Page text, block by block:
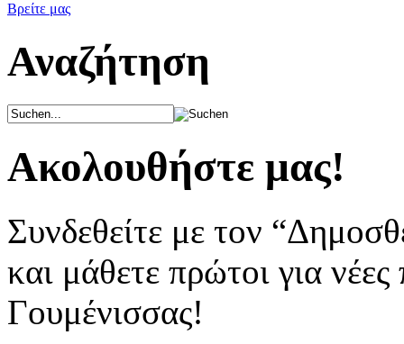
Βρείτε μας
Αναζήτηση
Ακολουθήστε μας!
Συνδεθείτε με τον
και μάθετε πρώτοι για
Γουμένισσας!